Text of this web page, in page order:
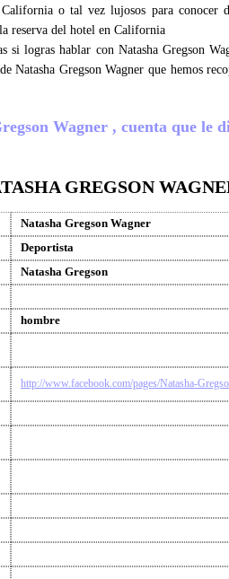
o tal vez lujosos para conocer
reserva del hotel en California
si logras hablar con Natasha Gregson
Natasha Gregson Wagner que hemos
Wagner , cuenta que le
GREGSON
Natasha Gregson Wagner
Deportista
Natasha Gregson
hombre
http://www.facebook.com/pages/Natasha-